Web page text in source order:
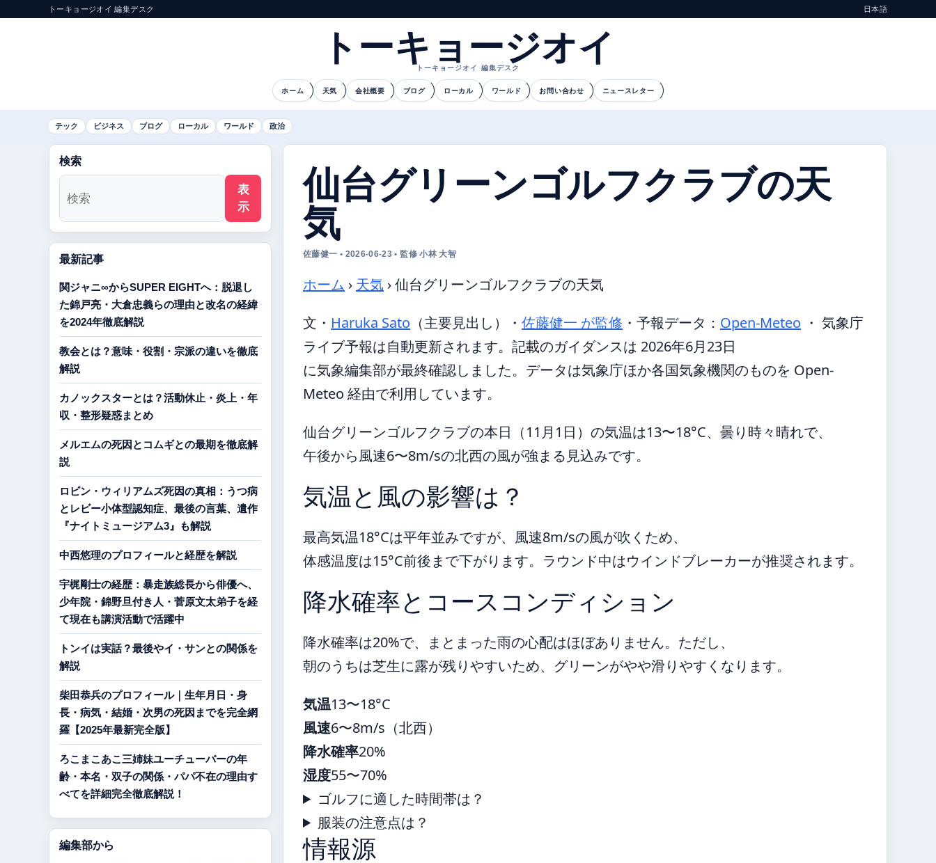
トーキョージオイ 編集デスク 日本語
トーキョージオイ
トーキョージオイ 編集デスク
ホーム 天気 会社概要 ブログ ローカル ワールド お問い合わせ ニュースレター
テック ビジネス ブログ ローカル ワールド 政治
仙台グリーンゴルフクラブの天
気
佐藤健一 • 2026-06-23 • 監修 小林 大智
ホーム › 天気 ›仙台グリーンゴルフクラブの天気
文・ Haruka Sato （主要見出し） ・ 佐藤健一 が監修 ・ 予報データ： Open-Meteo ・ 気象庁
ライブ予報は自動更新されます。記載のガイダンスは 2026年6月23日
に気象編集部が最終確認しました。データは気象庁ほか各国気象機関のものを Open-
Meteo 経由で利用しています。
仙台グリーンゴルフクラブの本日（11月1日）の気温は13〜18°C、曇り時々晴れで、
午後から風速6〜8m/sの北西の風が強まる見込みです。
気温と風の影響は？
最高気温18°Cは平年並みですが、風速8m/sの風が吹くため、
体感温度は15°C前後まで下がります。ラウンド中はウインドブレーカーが推奨されます。
降水確率とコースコンディション
降水確率は20%で、まとまった雨の心配はほぼありません。ただし、
朝のうちは芝生に露が残りやすいため、グリーンがやや滑りやすくなります。
気温13〜18°C
風速6〜8m/s（北西）
降水確率20%
湿度55〜70%
ゴルフに適した時間帯は？
服装の注意点は？
情報源
検索
表
示
最新記事
関ジャニ∞からSUPER EIGHTへ：脱退し
た錦戸亮・大倉忠義らの理由と改名の経緯
を2024年徹底解説
教会とは？意味・役割・宗派の違いを徹底
解説
カノックスターとは？活動休止・炎上・年
収・整形疑惑まとめ
メルエムの死因とコムギとの最期を徹底解
説
ロビン・ウィリアムズ死因の真相：うつ病
とレビー小体型認知症、最後の言葉、遺作
『ナイトミュージアム3』も解説
中西悠理のプロフィールと経歴を解説
宇梶剛士の経歴：暴走族総長から俳優へ、
少年院・錦野旦付き人・菅原文太弟子を経
て現在も講演活動で活躍中
トンイは実話？最後やイ・サンとの関係を
解説
柴田恭兵のプロフィール｜生年月日・身
長・病気・結婚・次男の死因までを完全網
羅【2025年最新完全版】
ろこまこあこ三姉妹ユーチューバーの年
齢・本名・双子の関係・パパ不在の理由す
べてを詳細完全徹底解説！
編集部から